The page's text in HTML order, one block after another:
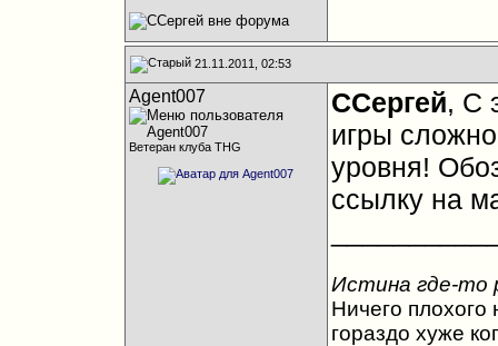
21.11.2011, 02:53
Agent007
Ветеран клуба THG
ССергей, С
игры
уровня!
ссылку на
Истина где-то
Ничего плохого
гораздо хуже